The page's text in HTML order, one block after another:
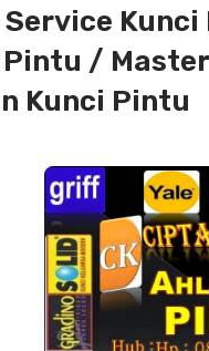
/
Kunci Pintu